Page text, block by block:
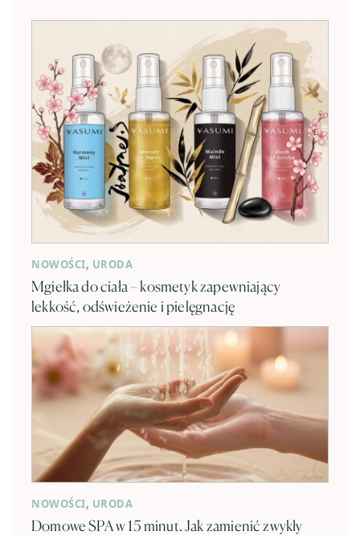
NOWOŚCI, URODA
Mgiełka do ciała – kosmetyk zapewniający
lekkość, odświeżenie i pielęgnację
NOWOŚCI, URODA
Domowe SPA w 15 minut. Jak zamienić zwykły